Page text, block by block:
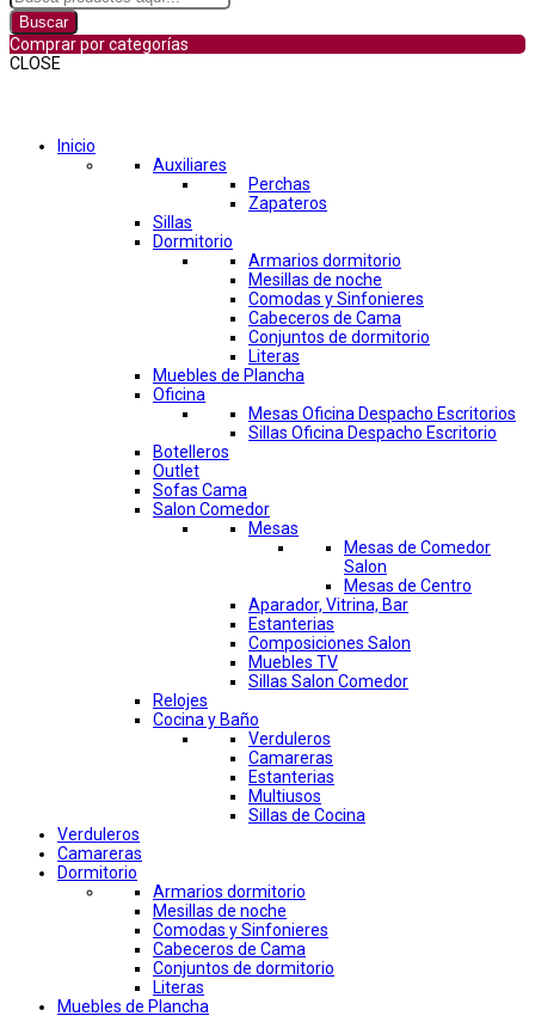
Buscar
Comprar por categorías
CLOSE
Inicio
Auxiliares
Perchas
Zapateros
Sillas
Dormitorio
Armarios dormitorio
Mesillas de noche
Comodas y Sinfonieres
Cabeceros de Cama
Conjuntos de dormitorio
Literas
Muebles de Plancha
Oficina
Mesas Oficina Despacho Escritorios
Sillas Oficina Despacho Escritorio
Botelleros
Outlet
Sofas Cama
Salon Comedor
Mesas
Mesas de Comedor
Salon
Mesas de Centro
Aparador, Vitrina, Bar
Estanterias
Composiciones Salon
Muebles TV
Sillas Salon Comedor
Relojes
Cocina y Baño
Verduleros
Camareras
Estanterias
Multiusos
Sillas de Cocina
Verduleros
Camareras
Dormitorio
Armarios dormitorio
Mesillas de noche
Comodas y Sinfonieres
Cabeceros de Cama
Conjuntos de dormitorio
Literas
Muebles de Plancha